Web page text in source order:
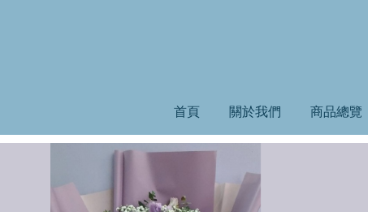
首頁 關於我們 商品總覽